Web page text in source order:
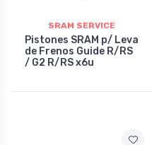
SRAM SERVICE
Pistones SRAM p/ Leva
de Frenos Guide R/RS
/ G2 R/RS x6u